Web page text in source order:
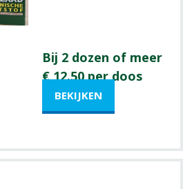
Bij 2 dozen of meer
€ 12.50 per doos